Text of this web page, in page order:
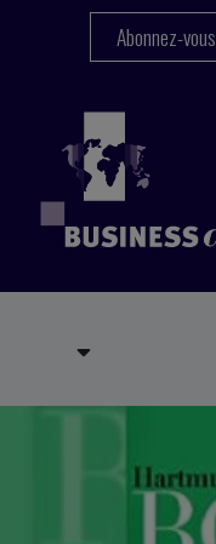
Abonnez-vous